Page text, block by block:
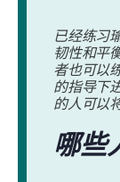
已经练习
韧性和平
者也可以
的指导下
的人可以
哪些